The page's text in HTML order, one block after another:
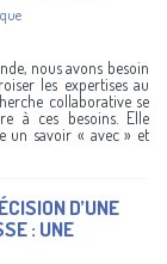
nous avons besoin
les expertises au
collaborative se
à ces besoins. Elle
un savoir « avec » et
D’UNE
: UNE